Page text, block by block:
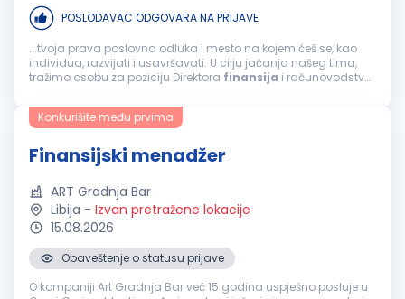
POSLODAVAC ODGOVARA NA PRIJAVE
...tvoja prava poslovna odluka i mesto na kojem ćeš se, kao
individua, razvijati i usavršavati. U cilju jačanja našeg tima,
tražimo osobu za poziciju Direktora finansija i računovodstva
Konkurišite među prvima
Finansijski menadžer
ART Gradnja Bar
Libija - Izvan pretražene lokacije
15.08.2026
Obaveštenje o statusu prijave
O kompaniji Art Gradnja Bar već 15 godina uspješno posluje u